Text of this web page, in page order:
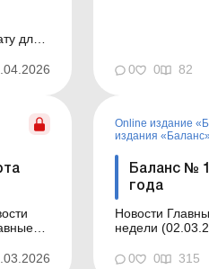
для
и...
0 0 82
Online издание
издания «Баланс»
Баланс №
года
Новости Главные бухгалтерские новости
недели
0 0 315